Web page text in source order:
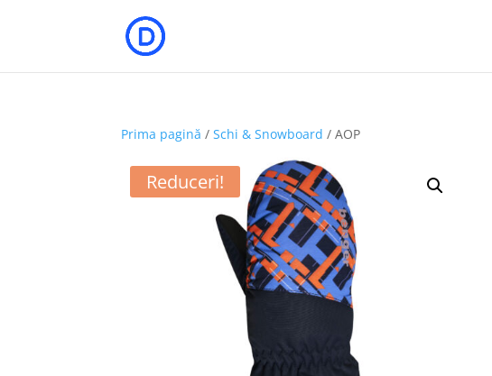
Prima pagină /Schi & Snowboard / AOP
Reduceri!